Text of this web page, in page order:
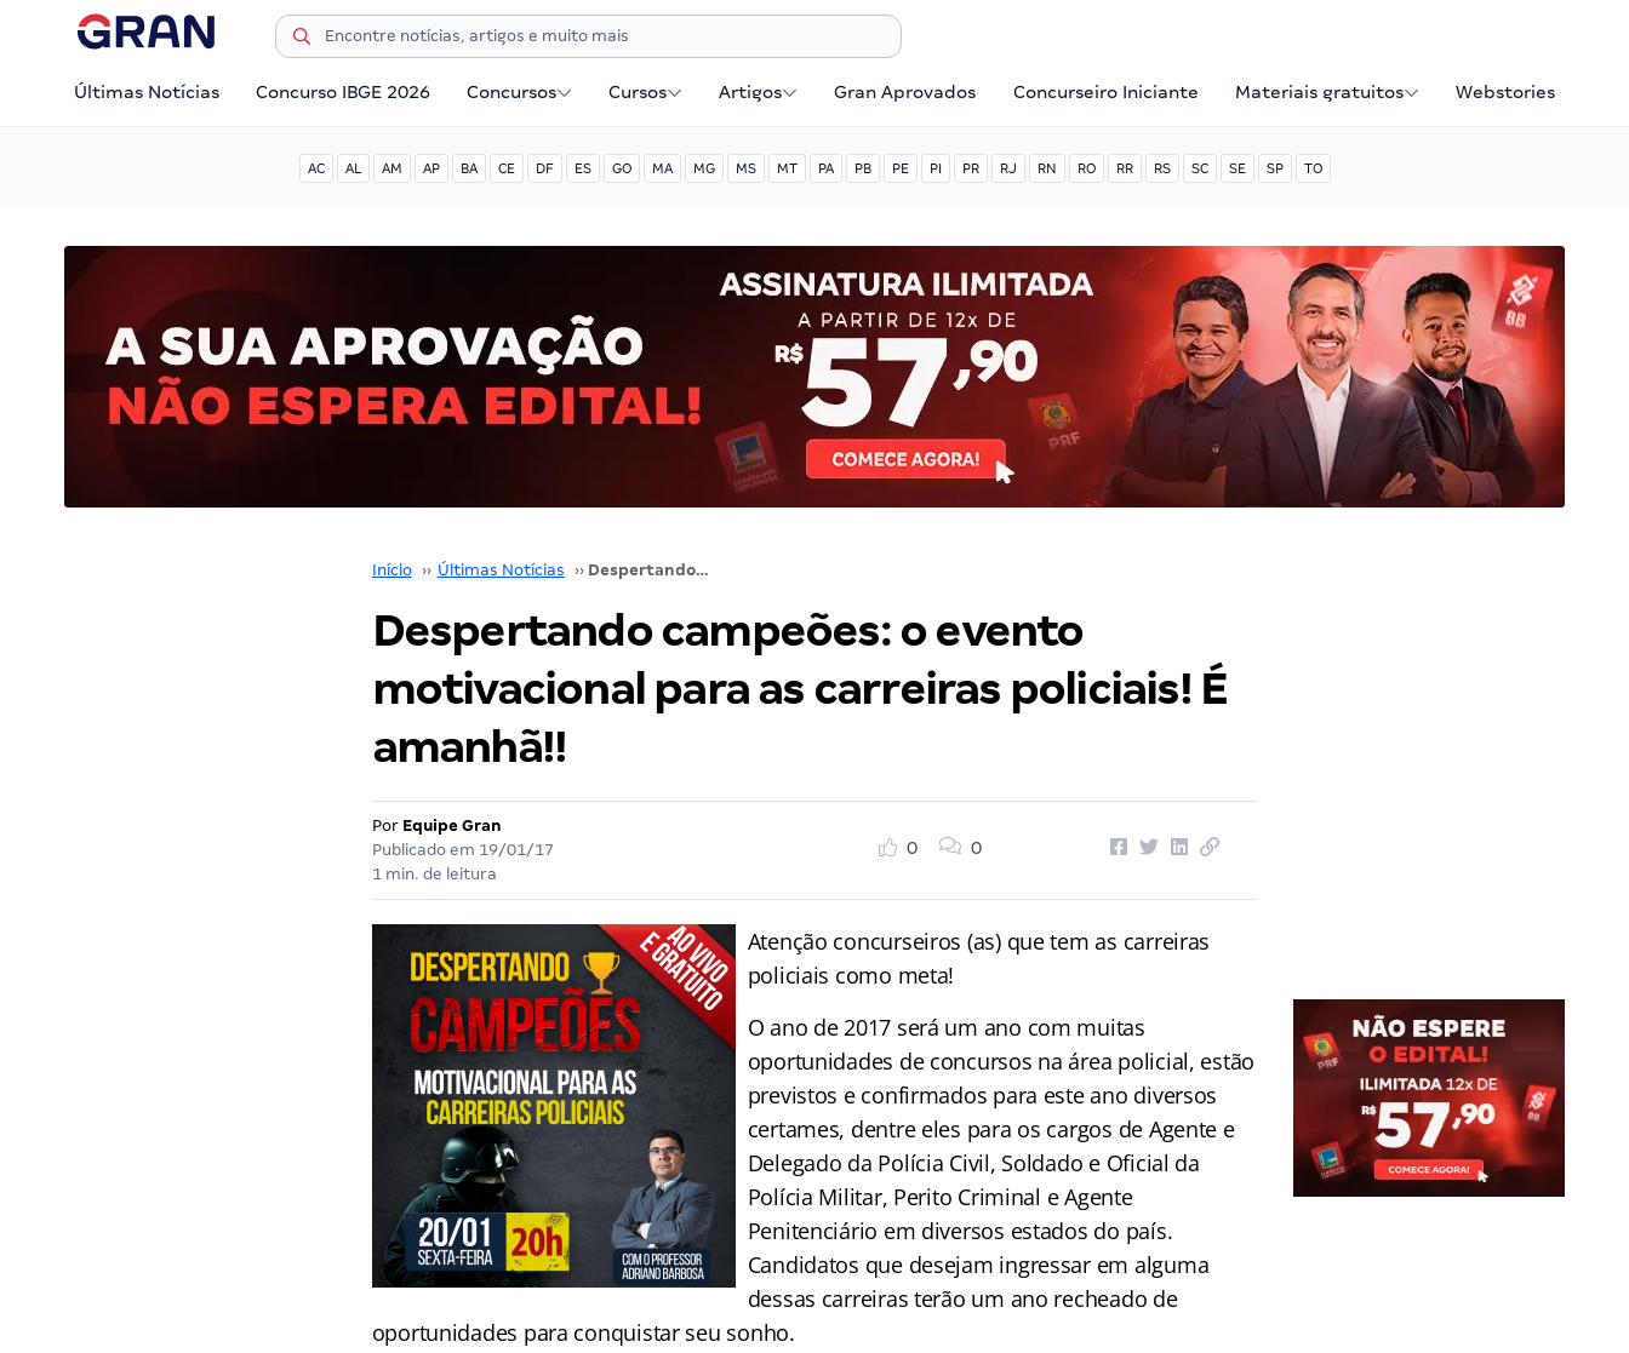
Últimas Notícias Concurso IBGE 2026 Concursos Cursos Artigos Gran Aprovados Concurseiro Iniciante Materiais gratuitos Webstories
AC AL AM AP BA CE DF ES GO MA MG MS MT PA PB PE PI PR RJ RN RO RR RS SC SE SP TO
Início ›› Últimas Notícias ›› Despertando campeões: o evento motivacional para as carreiras policiais! É amanhã!!
Despertando campeões: o evento
motivacional para as carreiras policiais! É
amanhã!!
Por Equipe Gran
Publicado em 19/01/17
1 min. de leitura
0 0
Atenção concurseiros (as) que tem as carreiras
policiais como meta!
O ano de 2017 será um ano com muitas
oportunidades de concursos na área policial, estão
previstos e confirmados para este ano diversos
certames, dentre eles para os cargos de Agente e
Delegado da Polícia Civil, Soldado e Oficial da
Polícia Militar, Perito Criminal e Agente
Penitenciário em diversos estados do país.
Candidatos que desejam ingressar em alguma
dessas carreiras terão um ano recheado de
oportunidades para conquistar seu sonho.